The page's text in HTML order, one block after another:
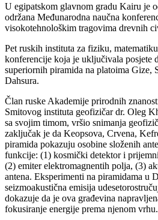
U egipatskom glavnom gradu Kairu je
održana Međunarodna naučna
visokotehnološkim tragovima drevnih
Pet ruskih instituta za fiziku,
konferencije koja je uključivala posjete
superiornih piramida na platoima Gize,
Dahsura.
Član ruske Akademije prirodnih
Smitovog instituta geofizičar dr. Oleg
sa svojim timom, vršio snimanja
zaključak je da Keopsova, Crvena,
piramida pokazuju osobine složenih
funkcije: (1) kosmički detektor i
(2) emiter elektromagnentih polja, (3)
antena. Eksperimenti na piramidama u
seizmoakustična emisija
dokazuje da je ova građevina
fokusiranje energije prema njenom vrhu.